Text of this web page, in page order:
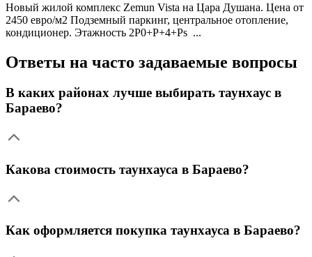
Новый жилой комплекс Zemun Vista на Цара Душана. Цена от
2450 евро/м2 Подземный паркинг, центральное отопление,
кондиционер. Этажность 2P0+P+4+Ps ...
Ответы на часто задаваемые вопросы
В каких районах лучше выбирать таунхаус в
Бараево?
Какова стоимость таунхауса в Бараево?
Как оформляется покупка таунхауса в Бараево?